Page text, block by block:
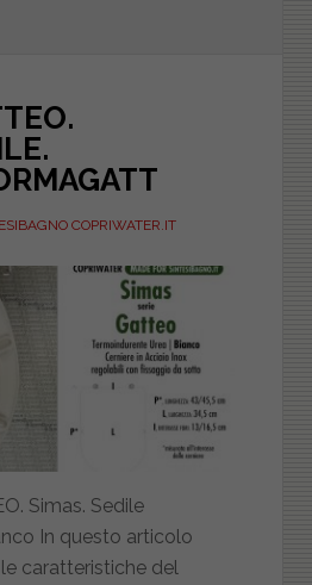
COPRIWATER.IT
Simas. Sedile
In questo articolo
caratteristiche del